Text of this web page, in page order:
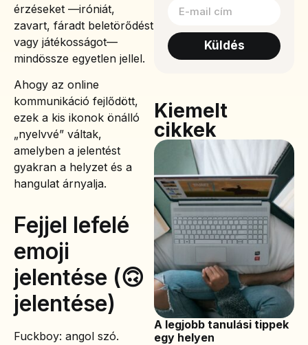
érzéseket —iróniát,
zavart, fáradt beletörődést
vagy játékosságot—
mindössze egyetlen jellel.
Ahogy az online
kommunikáció fejlődött,
ezek a kis ikonok önálló
„nyelvvé” váltak,
amelyben a jelentést
gyakran a helyzet és a
hangulat árnyalja.
Fejjel lefelé
emoji
jelentése (🙃
jelentése)
Fuckboy: angol szó.
Küldés
Kiemelt
cikkek
A legjobb tanulási tippek
egy helyen